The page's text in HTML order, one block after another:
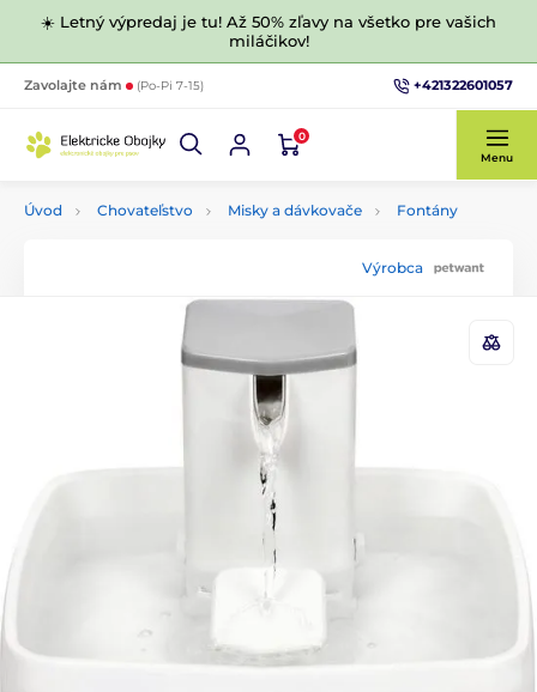
☀️ Letný výpredaj je tu! Až 50% zľavy na všetko pre vašich
miláčikov!
Zavolajte nám (Po-Pi 7-15) +421322601057
0
Menu
Úvod Chovateľstvo Misky a dávkovače Fontány
Výrobca